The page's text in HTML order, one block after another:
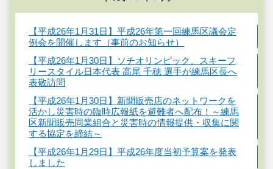
【平成26年1月31日】平成26年第一回練馬区議会定
例会を開催します（事前のお知らせ）
【平成26年1月30日】ソチオリンピック、スキーフ
リースタイル日本代表 高尾 千穂 選手が練馬区長へ
表敬訪問
【平成26年1月30日】新聞販売店のネットワークを
活かし災害時の臨時広報紙を避難者へ配布！～練馬
区新聞販売同業組合と災害時の情報提供・収集に関
する協定を締結～
【平成26年1月29日】平成26年度当初予算案を発表
しました